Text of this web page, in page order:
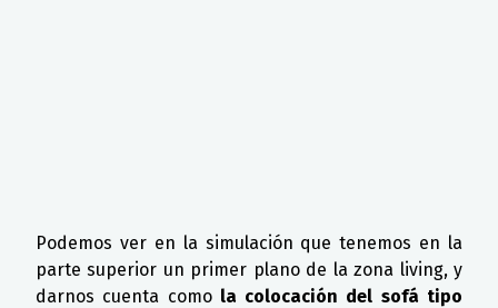
Podemos ver en la simulación que tenemos en la
parte superior un primer plano de la zona living, y
darnos cuenta comola colocación del sofá tipo